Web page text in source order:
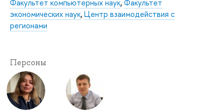
Факультет компьютерных наук,Факультет
экономических наук,Центр взаимодействия с
регионами
Персоны